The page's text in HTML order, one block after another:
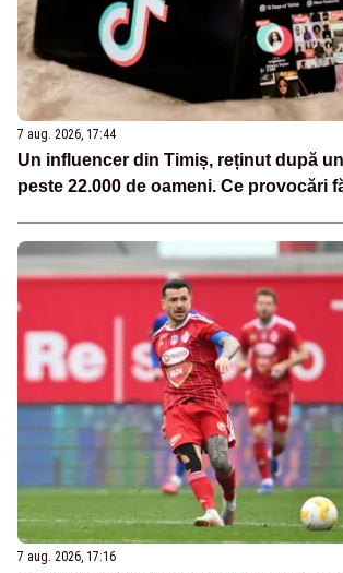
7 aug. 2026, 17:44
Un influencer din Timiș, reținut după
peste 22.000 de oameni. Ce provocări
7 aug. 2026, 17:16